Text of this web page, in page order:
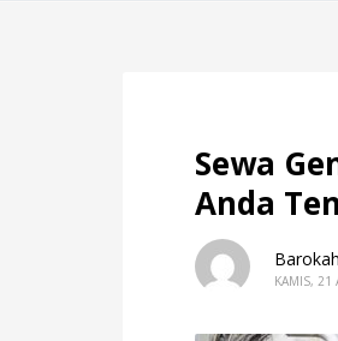
60Hz
Blog
Maintenance
Repair
Service
Sewa
Anda
KAMIS, 21